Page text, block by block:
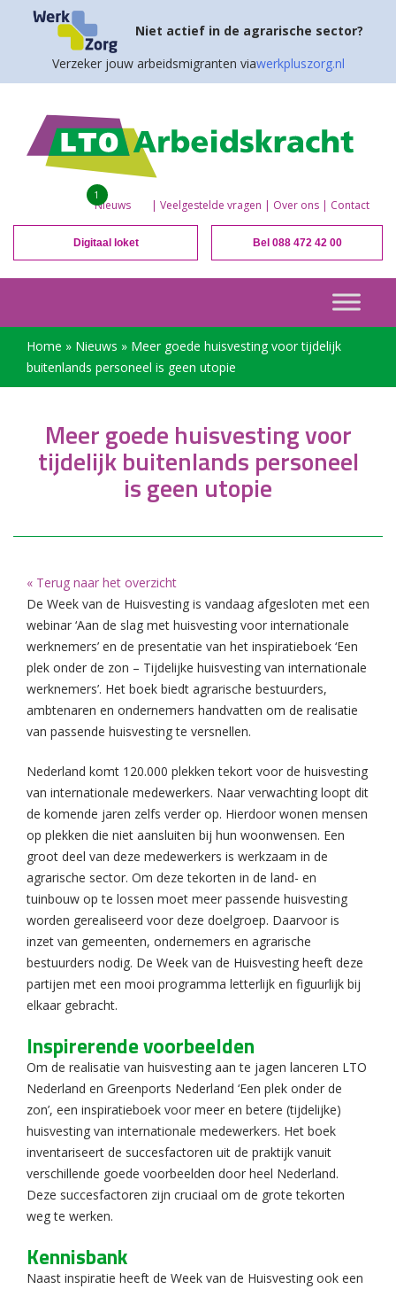
Niet actief in de agrarische sector?
Verzeker jouw arbeidsmigranten viawerkpluszorg.nl
Nieuws
1
| Veelgestelde vragen | Over ons | Contact
Digitaal loket Bel 088 472 42 00
Home » Nieuws » Meer goede huisvesting voor tijdelijk
buitenlands personeel is geen utopie
Meer goede huisvesting voor
tijdelijk buitenlands personeel
is geen utopie
« Terug naar het overzicht
De Week van de Huisvesting is vandaag afgesloten met een
webinar ‘Aan de slag met huisvesting voor internationale
werknemers’ en de presentatie van het inspiratieboek ‘Een
plek onder de zon – Tijdelijke huisvesting van internationale
werknemers’. Het boek biedt agrarische bestuurders,
ambtenaren en ondernemers handvatten om de realisatie
van passende huisvesting te versnellen.
Nederland komt 120.000 plekken tekort voor de huisvesting
van internationale medewerkers. Naar verwachting loopt dit
de komende jaren zelfs verder op. Hierdoor wonen mensen
op plekken die niet aansluiten bij hun woonwensen. Een
groot deel van deze medewerkers is werkzaam in de
agrarische sector. Om deze tekorten in de land- en
tuinbouw op te lossen moet meer passende huisvesting
worden gerealiseerd voor deze doelgroep. Daarvoor is
inzet van gemeenten, ondernemers en agrarische
bestuurders nodig. De Week van de Huisvesting heeft deze
partijen met een mooi programma letterlijk en figuurlijk bij
elkaar gebracht.
Inspirerende voorbeelden
Om de realisatie van huisvesting aan te jagen lanceren LTO
Nederland en Greenports Nederland ‘Een plek onder de
zon’, een inspiratieboek voor meer en betere (tijdelijke)
huisvesting van internationale medewerkers. Het boek
inventariseert de succesfactoren uit de praktijk vanuit
verschillende goede voorbeelden door heel Nederland.
Deze succesfactoren zijn cruciaal om de grote tekorten
weg te werken.
Kennisbank
Naast inspiratie heeft de Week van de Huisvesting ook een